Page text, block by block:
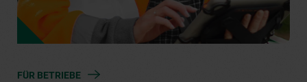
FÜR BETRIEBE